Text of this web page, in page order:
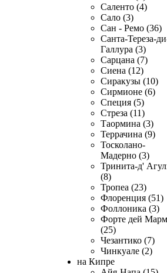
Саленто (4)
Сало (3)
Сан - Ремо (36)
Санта-Тереза-
Галлура (3)
Сарцана (7)
Сиена (12)
Сиракузы (10)
Сирмионе (6)
Специя (5)
Стреза (11)
Таормина (3)
Террачина (9)
Тосколано-
Мадерно (3)
Тринита-д'
(8)
Тропеа (23)
Флоренция (51)
Фоллоника (3)
Форте дей
(25)
Чезантико (7)
Чинкуале (2)
на Кипре